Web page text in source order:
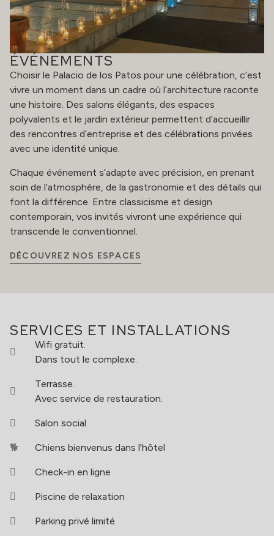
ÉVÉNEMENTS
Choisir le Palacio de los Patos pour une célébration, c’est
vivre un moment dans un cadre où l’architecture raconte
une histoire. Des salons élégants, des espaces
polyvalents et le jardin extérieur permettent d’accueillir
des rencontres d’entreprise et des célébrations privées
avec une identité unique.
Chaque événement s’adapte avec précision, en prenant
soin de l’atmosphère, de la gastronomie et des détails qui
font la différence. Entre classicisme et design
contemporain, vos invités vivront une expérience qui
transcende le conventionnel.
DÉCOUVREZ NOS ESPACES
SERVICES ET INSTALLATIONS
Wifi gratuit.
Dans tout le complexe.
Terrasse.
Avec service de restauration.
Salon social
Chiens bienvenus dans l'hôtel
Check-in en ligne
Piscine de relaxation
Parking privé limité.